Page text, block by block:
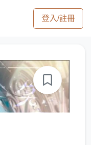
登入/註冊